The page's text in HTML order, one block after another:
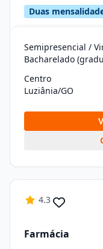
Duas
Semipresencial /
Bacharelado
Centro
Luziânia/GO
4.3
Farmácia